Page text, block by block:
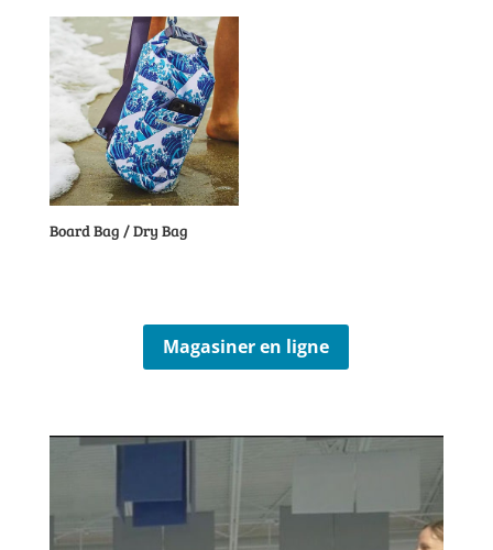
Board Bag / Dry Bag
Magasiner en ligne